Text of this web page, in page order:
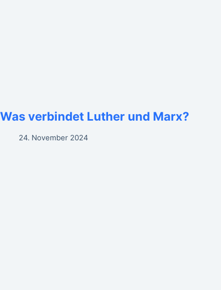
Was verbindet Luther und Marx?
24. November 2024